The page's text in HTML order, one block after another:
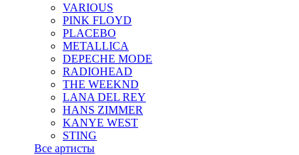
VARIOUS
PINK FLOYD
PLACEBO
METALLICA
DEPECHE MODE
RADIOHEAD
THE WEEKND
LANA DEL REY
HANS ZIMMER
KANYE WEST
STING
Все артисты